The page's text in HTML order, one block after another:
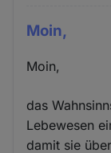
Moin,
Moin,
das
Lebewesen
damit sie